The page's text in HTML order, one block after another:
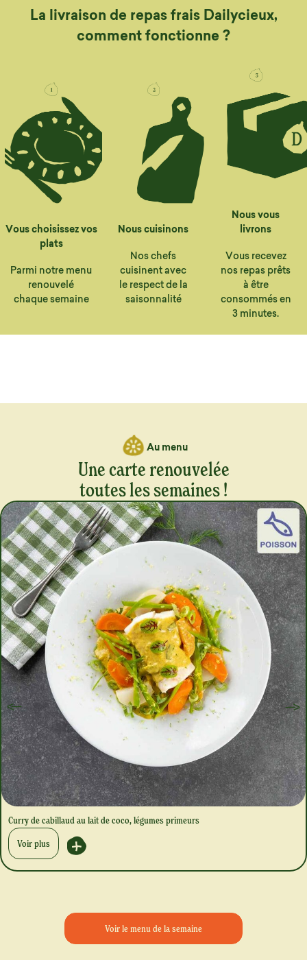
La livraison de repas frais Dailycieux,
comment fonctionne ?
Vous choisissez vos
plats
Parmi notre menu
renouvelé
chaque semaine
Nous cuisinons
Nos chefs
cuisinent avec
le respect de la
saisonnalité
Nous vous
livrons
Vous recevez
nos repas prêts
à être
consommés en
3 minutes.
Au menu
Une carte renouvelée
toutes les semaines !
Curry de cabillaud au lait de coco, légumes primeurs
Voir plus
Voir le menu de la semaine